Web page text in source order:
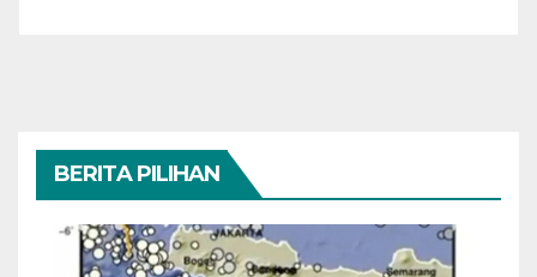
BERITA PILIHAN